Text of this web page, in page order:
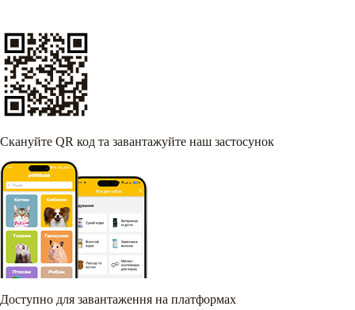
Скануйте QR код та завантажуйте наш застосунок
Доступно для завантаження на платформах